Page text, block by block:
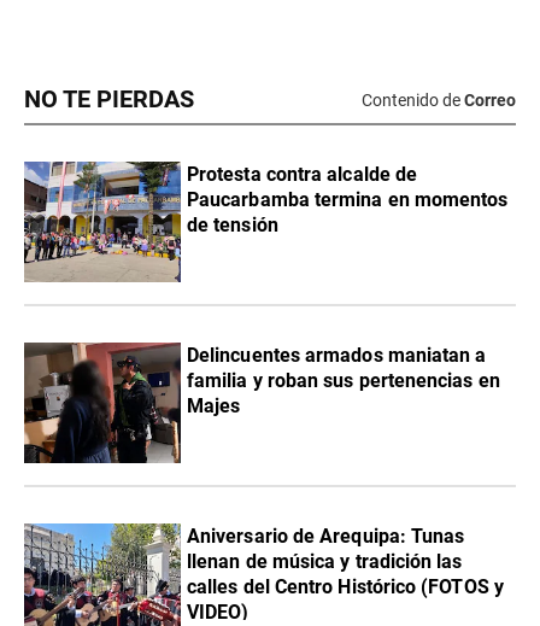
NO TE PIERDAS Contenido deCorreo
Protesta contra alcalde de
Paucarbamba termina en momentos
de tensión
Delincuentes armados maniatan a
familia y roban sus pertenencias en
Majes
Aniversario de Arequipa: Tunas
llenan de música y tradición las
calles del Centro Histórico (FOTOS y
VIDEO)